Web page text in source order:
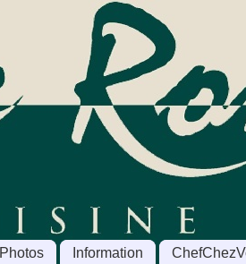
Photos Information